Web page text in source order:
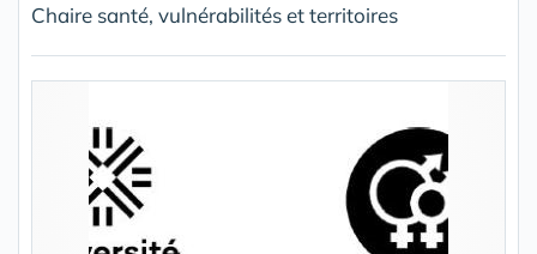
Chaire santé, vulnérabilités et territoires